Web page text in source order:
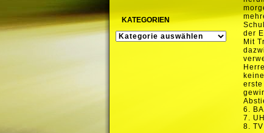
KATEGORIEN
KATEGORIEN
der
Mit
6.
7.
8.